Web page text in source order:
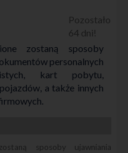
64
zostaną sposoby
personalnych
kart pobytu,
a także innych
sposoby ujawniania